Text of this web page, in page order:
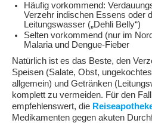
Häufig vorkommend:
Verzehr indischen Essens oder
Leitungswasser („Dehli Belly“)
Selten vorkommend (nur im
Malaria und Dengue-Fieber
Natürlich ist es das Beste, den
Speisen (Salate, Obst,
allgemein) und Getränken
komplett zu vermeiden. Für den
empfehlenswert, die
Medikamenten gegen akuten